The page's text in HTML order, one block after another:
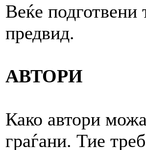
Веќе подготвени
предвид.
АВТОРИ
Како автори
граѓани. Тие